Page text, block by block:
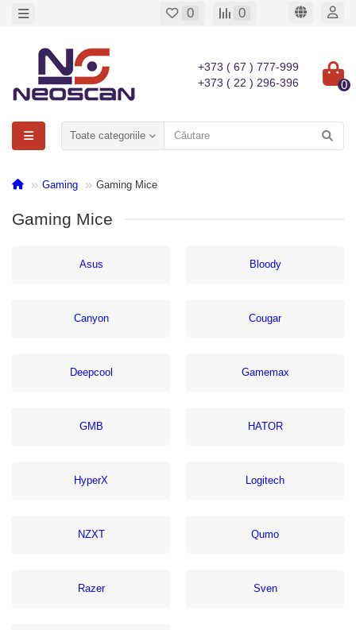
0 0
+373 ( 67 ) 777-999
+373 ( 22 ) 296-396
0
Toate categoriile
Gaming Gaming Mice
Gaming Mice
Asus Bloody
Canyon Cougar
Deepcool Gamemax
GMB HATOR
HyperX Logitech
NZXT Qumo
Razer Sven